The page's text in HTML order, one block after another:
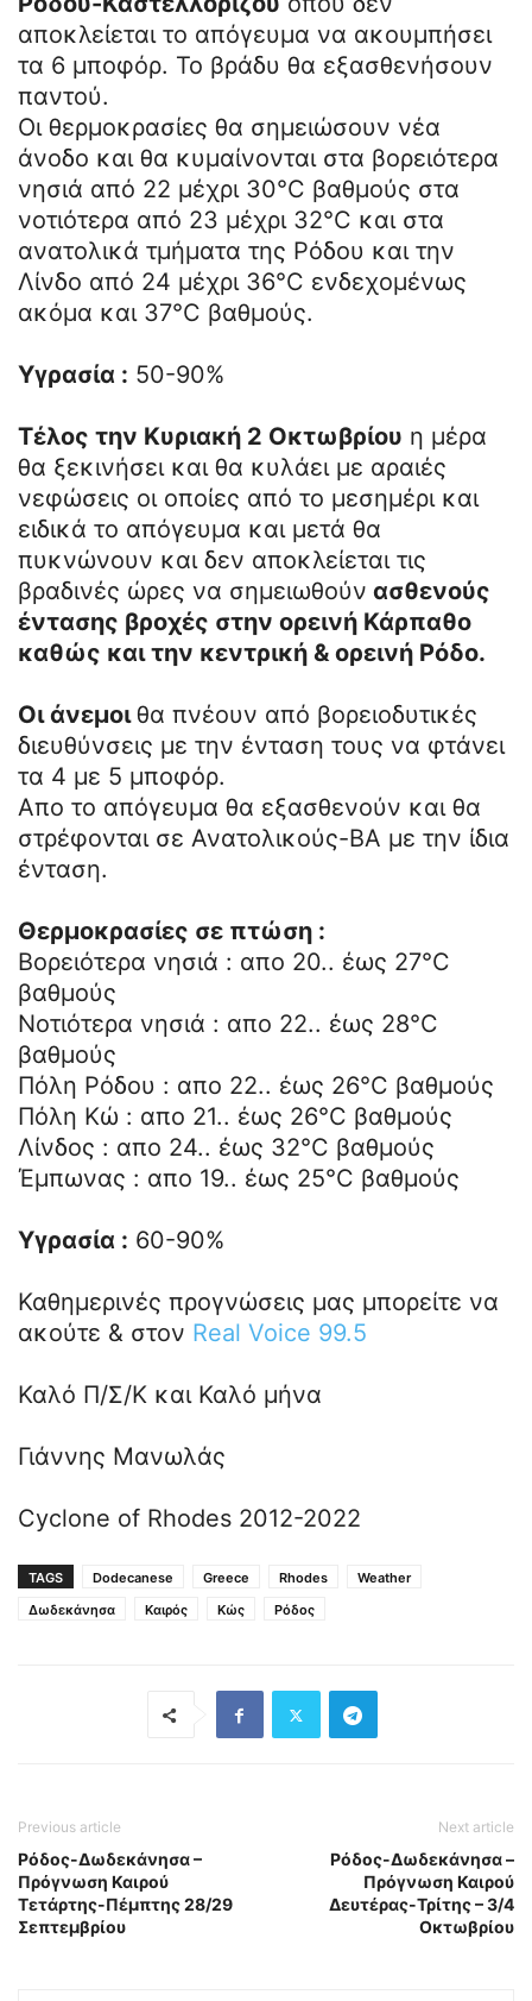
αποκλείεται το απόγευμα να ακουμπήσει
τα 6 μποφόρ. Το βράδυ θα εξασθενήσουν
παντού.
Οι θερμοκρασίες θα σημειώσουν νέα
άνοδο και θα κυμαίνονται στα βορειότερα
νησιά από 22 μέχρι 30°C βαθμούς στα
νοτιότερα από 23 μέχρι 32°C και στα
ανατολικά τμήματα της Ρόδου και την
Λίνδο από 24 μέχρι 36°C ενδεχομένως
ακόμα και 37°C βαθμούς.
Υγρασία : 50-90%
Τέλος την Κυριακή 2 Οκτωβρίου η μέρα
θα ξεκινήσει και θα κυλάει με αραιές
νεφώσεις οι οποίες από το μεσημέρι και
ειδικά το απόγευμα και μετά θα
πυκνώνουν και δεν αποκλείεται τις
βραδινές ώρες να σημειωθούν ασθενούς
έντασης βροχές στην ορεινή Κάρπαθο
καθώς και την κεντρική & ορεινή Ρόδο.
Οι άνεμοιθα πνέουν από βορειοδυτικές
διευθύνσεις με την ένταση τους να φτάνει
τα 4 με 5 μποφόρ.
Απο το απόγευμα θα εξασθενούν και θα
στρέφονται σε Ανατολικούς-ΒΑ με την ίδια
ένταση.
Θερμοκρασίες σε πτώση :
Βορειότερα νησιά : απο 20.. έως 27°C
βαθμούς
Νοτιότερα νησιά : απο 22.. έως 28°C
βαθμούς
Πόλη Ρόδου : απο 22.. έως 26°C βαθμούς
Πόλη Κώ : απο 21.. έως 26°C βαθμούς
Λίνδος : απο 24.. έως 32°C βαθμούς
Έμπωνας : απο 19.. έως 25°C βαθμούς
Υγρασία : 60-90%
Καθημερινές προγνώσεις μας μπορείτε να
ακούτε & στον Real Voice 99.5
Καλό Π/Σ/Κ και Καλό μήνα
Γιάννης Μανωλάς
Cyclone of Rhodes 2012-2022
TAGS Dodecanese Greece Rhodes
Weather
Δωδεκάνησα
Καιρός Κώς Ρόδος
Previous article
Ρόδος-Δωδεκάνησα –
Πρόγνωση Καιρού
Τετάρτης-Πέμπτης 28/29
Σεπτεμβρίου
Next article
Ρόδος-Δωδεκάνησα –
Πρόγνωση Καιρού
Δευτέρας-Τρίτης – 3/4
Οκτωβρίου